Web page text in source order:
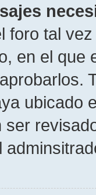
foro tal
en el
ubicado
ser